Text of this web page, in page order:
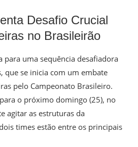
Desafio Crucial
no Brasileirão
para uma sequência desafiadora
que se inicia com um embate
pelo Campeonato Brasileiro.
o próximo domingo (25), no
agitar as estruturas da
times estão entre os principais